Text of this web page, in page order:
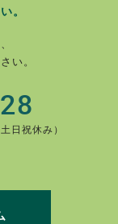
。
い。
日祝休み）